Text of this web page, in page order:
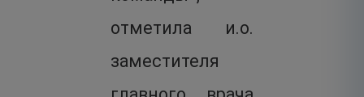
отметила и.о.
заместителя